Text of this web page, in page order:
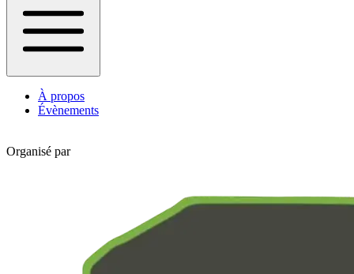
À propos
Évènements
Organisé par